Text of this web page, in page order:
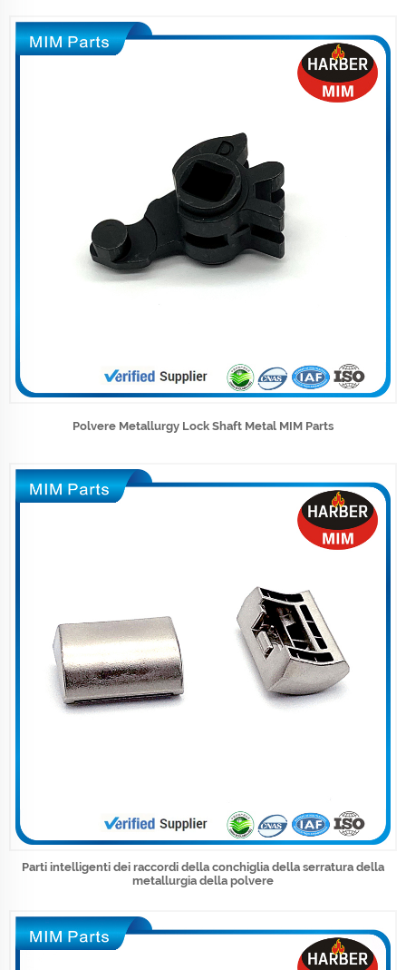
Polvere Metallurgy Lock Shaft Metal MIM Parts
Parti intelligenti dei raccordi della conchiglia della serratura della
metallurgia della polvere